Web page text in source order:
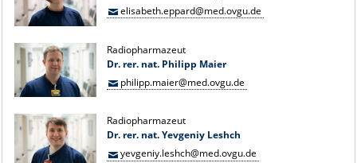
elisabeth.eppard@med.ovgu.de
Radiopharmazeut
Dr. rer. nat. Philipp Maier
philipp.maier@med.ovgu.de
Radiopharmazeut
Dr. rer. nat. Yevgeniy Leshch
yevgeniy.leshch@med.ovgu.de